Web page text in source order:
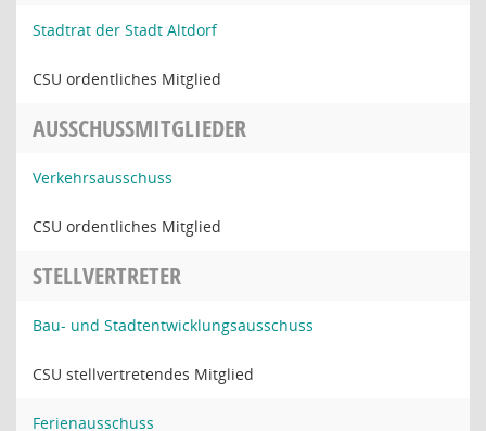
Stadtrat der Stadt Altdorf
CSU ordentliches Mitglied
AUSSCHUSSMITGLIEDER
Verkehrsausschuss
CSU ordentliches Mitglied
STELLVERTRETER
Bau- und Stadtentwicklungsausschuss
CSU stellvertretendes Mitglied
Ferienausschuss